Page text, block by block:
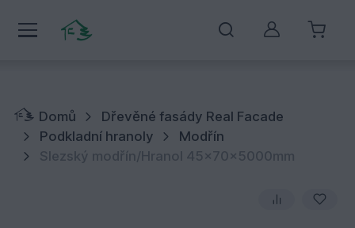
Můj účet
Domů
Dřevěné fasády Real Facade
Podkladní hranoly
Modřín
Slezský modřín/Hranol 45x70x5000mm